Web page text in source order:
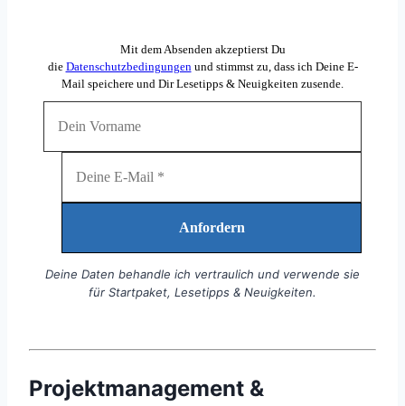
Mit dem Absenden akzeptierst Du
die Datenschutzbedingungen und stimmst zu, dass ich Deine E-
Mail speichere und Dir Lesetipps & Neuigkeiten zusende.
Deine Daten behandle ich vertraulich und verwende sie
für Startpaket, Lesetipps & Neuigkeiten.
Projektmanagement &